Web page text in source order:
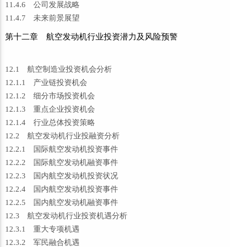
11.4.6 公司发展战略
11.4.7 未来前景展望
第十二章 航空发动机行业投资潜力及风险预警
12.1 航空制造业投资机会分析
12.1.1 产业链投资机会
12.1.2 细分市场投资机会
12.1.3 重点企业投资机会
12.1.4 行业总体投资策略
12.2 航空发动机行业投融资分析
12.2.1 国际航空发动机投资事件
12.2.2 国际航空发动机融资事件
12.2.3 国内航空发动机投资状况
12.2.4 国内航空发动机投资事件
12.2.5 国内航空发动机融资事件
12.3 航空发动机行业投资机遇分析
12.3.1 重大专项机遇
12.3.2 军民融合机遇